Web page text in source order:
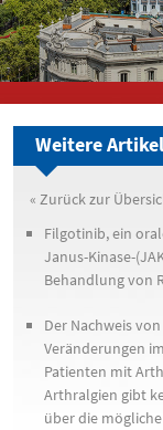
Weitere Artikel
« Zurück zur
Filgotinib, ein
Janus-Kinase-
Behandlung von
Der Nachweis
Veränderungen
Patienten mit
Arthralgien gibt
über die